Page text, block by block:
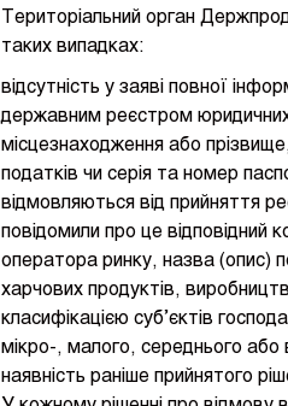
Територіальний орган
таких випадках:
відсутність у заяві повної
державним реєстром юридичних
місцезнаходження або
податків чи серія та номер
відмовляються від прийняття
повідомили про це відповідний
оператора ринку, назва (опис)
харчових продуктів,
класифікацією суб’єктів
мікро-, малого, середнього або
наявність раніше прийнятого